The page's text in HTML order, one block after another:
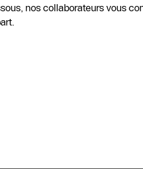
nos collaborateurs vous